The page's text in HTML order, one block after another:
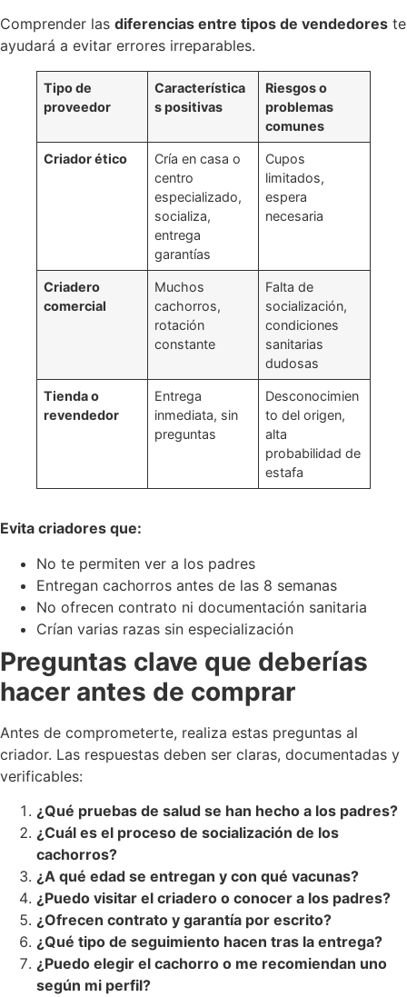
Comprender las diferencias entre tipos de vendedores te
ayudará a evitar errores irreparables.
Tipo de
proveedor
Característica
s positivas
Riesgos o
problemas
comunes
Criador ético
Cría en casa o
centro
especializado,
socializa,
entrega
garantías
Cupos
limitados,
espera
necesaria
Criadero
comercial
Muchos
cachorros,
rotación
constante
Falta de
socialización,
condiciones
sanitarias
dudosas
Tienda o
revendedor
Entrega
inmediata, sin
preguntas
Desconocimien
to del origen,
alta
probabilidad de
estafa
Evita criadores que:
No te permiten ver a los padres
Entregan cachorros antes de las 8 semanas
No ofrecen contrato ni documentación sanitaria
Crían varias razas sin especialización
Preguntas clave que deberías
hacer antes de comprar
Antes de comprometerte, realiza estas preguntas al
criador. Las respuestas deben ser claras, documentadas y
verificables:
¿Qué pruebas de salud se han hecho a los padres?
¿Cuál es el proceso de socialización de los
cachorros?
¿A qué edad se entregan y con qué vacunas?
¿Puedo visitar el criadero o conocer a los padres?
¿Ofrecen contrato y garantía por escrito?
¿Qué tipo de seguimiento hacen tras la entrega?
¿Puedo elegir el cachorro o me recomiendan uno
según mi perfil?